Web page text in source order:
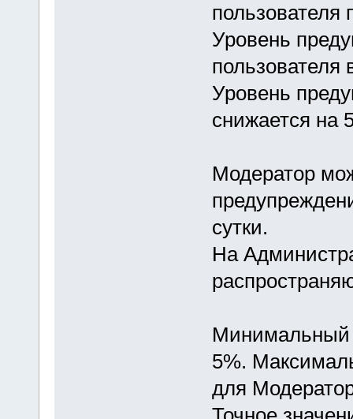
Уровень
пользователя
Уровень
снижается на
Модератор
сутки.
На
Минимальный
5%.
для